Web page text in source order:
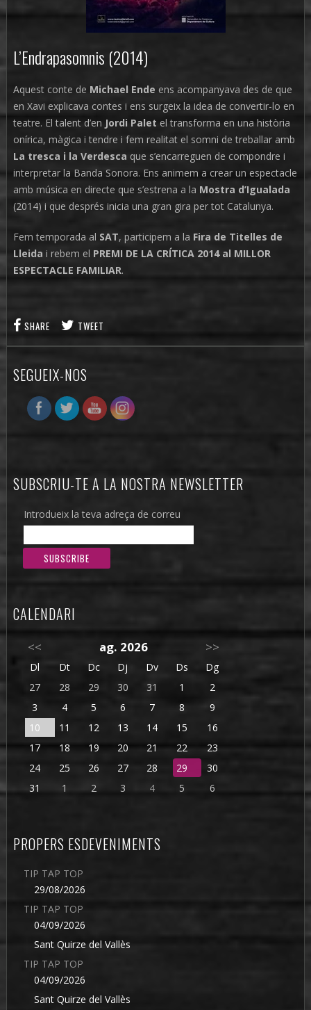
L’Endrapasomnis (2014)
Aquest conte de Michael Ende ens acompanyava des de que
en Xavi explicava contes i ens surgeix la idea de convertir-lo en
teatre. El talent d’en Jordi Palet el transforma en una història
onírica, màgica i tendre i fem realitat el somni de treballar amb
La tresca i la Verdesca que s’encarreguen de compondre i
interpretar la Banda Sonora. Ens animem a crear un espectacle
amb música en directe que s’estrena a la Mostra d’Igualada
(2014) i que després inicia una gran gira per tot Catalunya.
Fem temporada al SAT, participem a la Fira de Titelles de
Lleida i rebem el PREMI DE LA CRÍTICA 2014 al MILLOR
ESPECTACLE FAMILIAR.
SHARE TWEET
SEGUEIX-NOS
SUBSCRIU-TE A LA NOSTRA NEWSLETTER
Introdueix la teva adreça de correu
CALENDARI
<< ag. 2026 >>
Dl Dt Dc Dj Dv Ds
Dg
27
28 29 30 31 1
2
3
4 5 6 7 8
9
10
11 12 13 14 15
16
17
18 19 20 21 22
23
24
25 26 27 28 29
30
31
1 2 3 4 5 6
PROPERS ESDEVENIMENTS
TIP TAP TOP
29/08/2026
TIP TAP TOP
04/09/2026
Sant Quirze del Vallès
TIP TAP TOP
04/09/2026
Sant Quirze del Vallès